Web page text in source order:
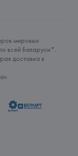
мировых
всей Беларуси*.
доставка в
»